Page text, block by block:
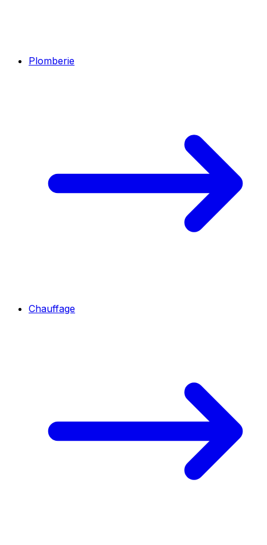
Plomberie
Chauffage